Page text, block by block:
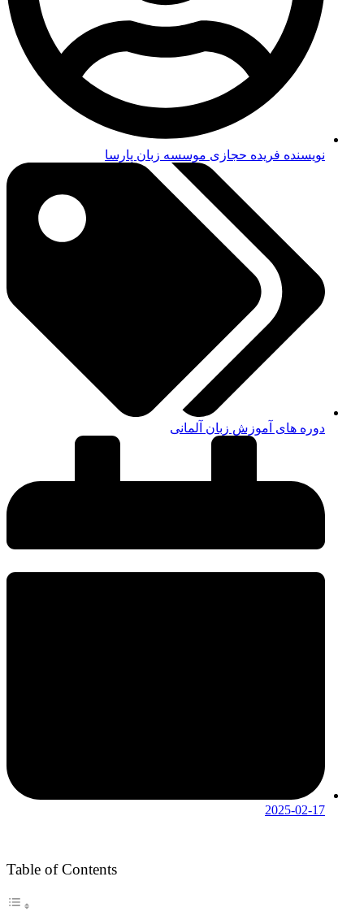
نویسنده فریده حجازی موسسه زبان پارسا
دوره های آموزش زبان آلمانی
2025-02-17
Table of Contents